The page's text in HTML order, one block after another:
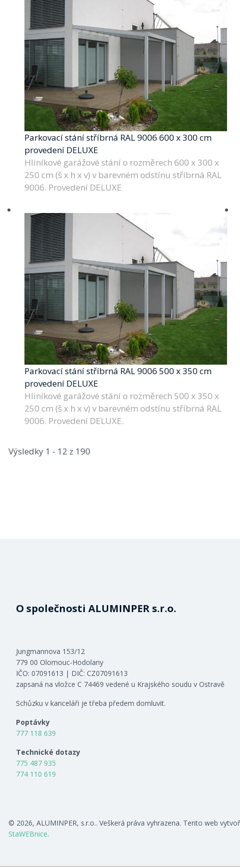
Parkovací stání stříbrná RAL 9006 600 x 300 cm
provedení DELUXE
Hliníkové garážové stání o rozměrech 600 x 300 x
250 cm (š x h x v) v barevném odstínu stříbrná RAL
9006. Provedení DELUXE
Parkovací stání stříbrná RAL 9006 500 x 350 cm
provedení DELUXE
Hliníkové garážové stání o rozměrech 500 x 350 x
250 cm (š x h x v) v barevném odstínu stříbrná RAL
9006. Provedení DELUXE.
Výsledky 1 - 12 z 190
O společnosti ALUMINPER s.r.o.
Jungmannova 153/12
779 00 Olomouc-Hodolany
IČO: 07091613 | DIČ: CZ07091613
zapsaná na vložce C 74469 vedené u Krajského soudu v Ostravě
Schůzku v kanceláři je třeba předem domluvit.
Poptávky
777 118 639
Technické dotazy
775 487 935
774 110 619
© 2026, ALUMINPER, s.r.o.. Veškerá práva vyhrazena. Tento web
StaWEBnice.